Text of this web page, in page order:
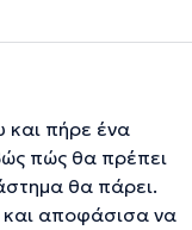
και πήρε ένα
πώς θα πρέπει
θα πάρει.
αποφάσισα να